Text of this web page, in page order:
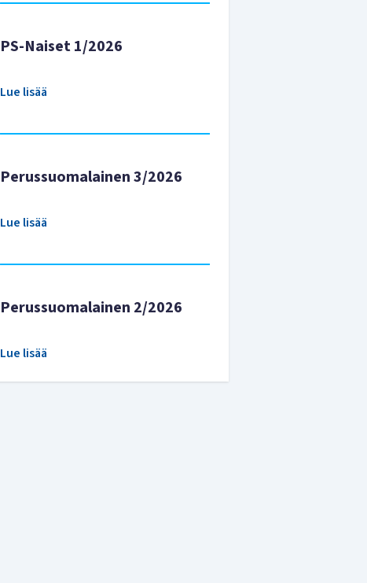
PS-Naiset 1/2026
Lue lisää
Perussuomalainen 3/2026
Lue lisää
Perussuomalainen 2/2026
Lue lisää